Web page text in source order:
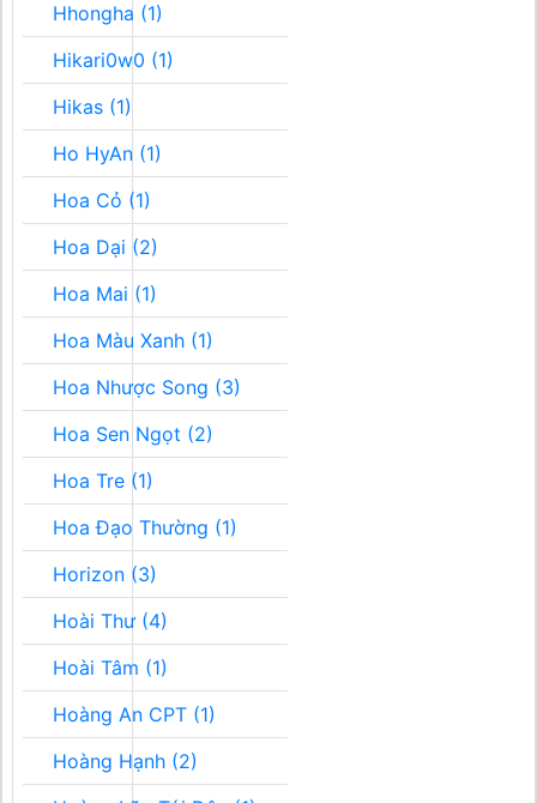
Hhongha (1)
Hikari0w0 (1)
Hikas (1)
Ho HyAn (1)
Hoa Cỏ (1)
Hoa Dại (2)
Hoa Mai (1)
Hoa Màu Xanh (1)
Hoa Nhược Song (3)
Hoa Sen Ngọt (2)
Hoa Tre (1)
Hoa Đạo Thường (1)
Horizon (3)
Hoài Thư (4)
Hoài Tâm (1)
Hoàng An CPT (1)
Hoàng Hạnh (2)